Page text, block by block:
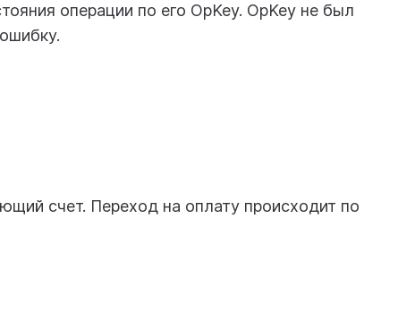
операции по его OpKey. OpKey не был
счет. Переход на оплату происходит по